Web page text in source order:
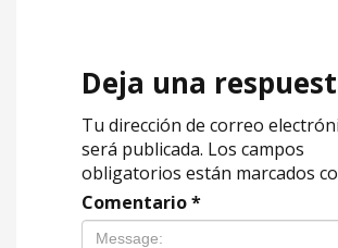
Deja una
Tu dirección de correo
será publicada. Los campos
obligatorios están marcados
Comentario*